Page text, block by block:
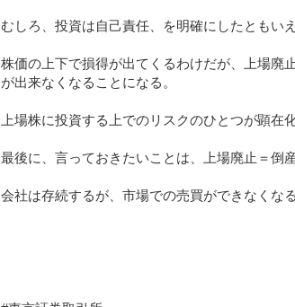
むしろ、投資は自己責任、を明確にしたともいえ
株価の上下で損得が出てくるわけだが、上場廃
が出来なくなることになる。
上場株に投資する上でのリスクのひとつが顕在
最後に、言っておきたいことは、上場廃止＝倒
会社は存続するが、市場での売買ができなくな